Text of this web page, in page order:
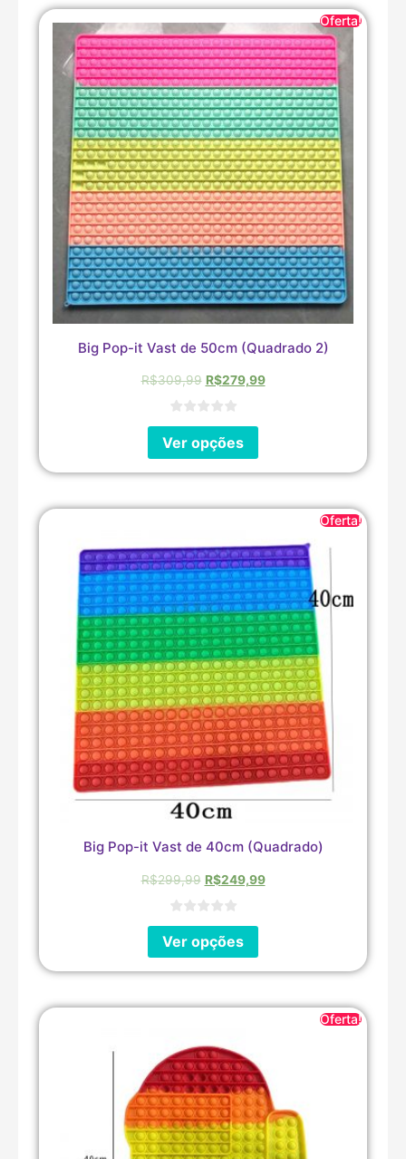
Oferta!
Big Pop-it Vast de 50cm (Quadrado 2)
R$309,99 R$279,99
Ver opções
Oferta!
Big Pop-it Vast de 40cm (Quadrado)
R$299,99 R$249,99
Ver opções
Oferta!